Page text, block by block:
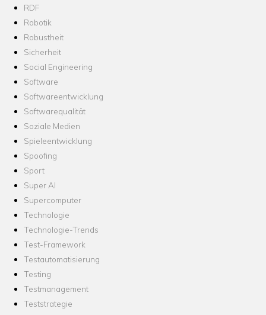
RDF
Robotik
Robustheit
Sicherheit
Social Engineering
Software
Softwareentwicklung
Softwarequalität
Soziale Medien
Spieleentwicklung
Spoofing
Sport
Super AI
Supercomputer
Technologie
Technologie-Trends
Test-Framework
Testautomatisierung
Testing
Testmanagement
Teststrategie